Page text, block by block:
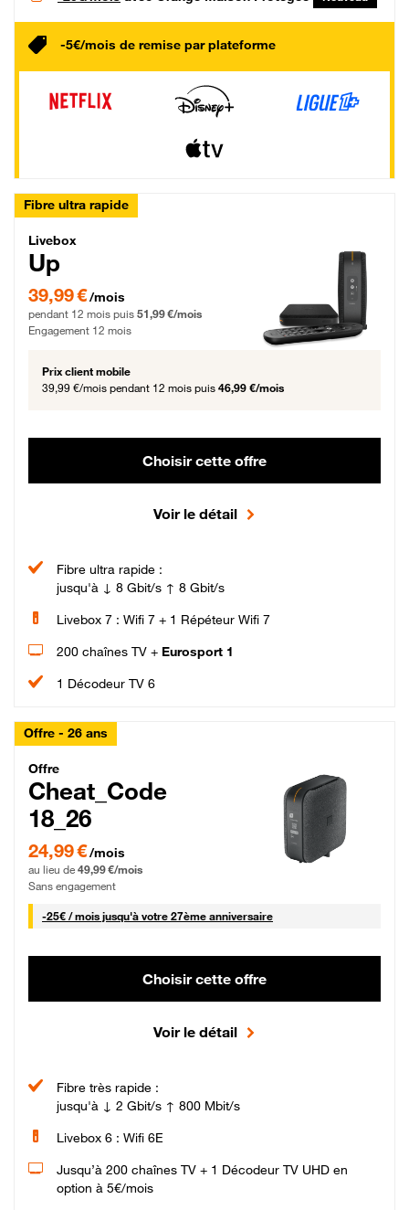
-5€/mois de remise par plateforme
Fibre ultra rapide
Livebox Up Fibre
Livebox
Up
39,99 € par mois pendant 12 mois puis 51,99 € par mois, Engagement 12 mois
39,99 €/mois
pendant 12 mois puis 51,99 €/mois
Engagement 12 mois
Prix client mobile
39,99 €/mois pendant 12 mois puis 46,99 €/mois
Choisir cette offre
Voir le détail
Fibre ultra rapide :
jusqu'à ↓ 8 Gbit/s ↑ 8 Gbit/s
Livebox 7 : Wifi 7 + 1 Répéteur Wifi 7
200 chaînes TV + Eurosport 1
1 Décodeur TV 6
Offre - 26 ans
Cheat_Code Fibre_18_26
Offre
Cheat_Code
18_26
24,99 € par mois pendant 0 mois puis 49,99 € par mois, Sans engagement
24,99 €/mois
au lieu de 49,99 €/mois
Sans engagement
-25€ / mois25 € par mois
jusqu'à votre 27ème anniversaire
Choisir cette offre
Voir le détail
Fibre très rapide :
jusqu'à ↓ 2 Gbit/s ↑ 800 Mbit/s
Livebox 6 : Wifi 6E
Jusqu’à 200 chaînes TV + 1 Décodeur TV UHD en
option à 5€/mois